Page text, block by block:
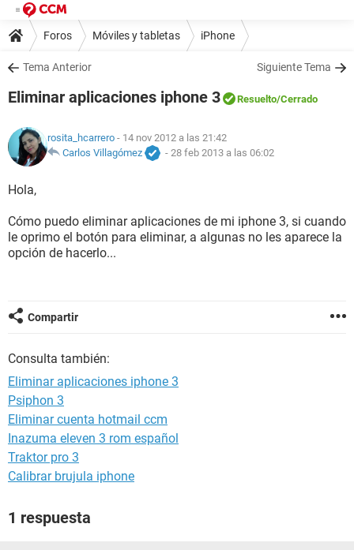
Foros Móviles y tabletas iPhone
Tema Anterior Siguiente Tema
Eliminar aplicaciones iphone 3 Resuelto/Cerrado
rosita_hcarrero - 14 nov 2012 a las 21:42
Carlos Villagómez
- 28 feb 2013 a las 06:02
Hola,
Cómo puedo eliminar aplicaciones de mi iphone 3, si cuando
le oprimo el botón para eliminar, a algunas no les aparece la
opción de hacerlo...
Compartir
Consulta también:
Eliminar aplicaciones iphone 3
Psiphon 3
Eliminar cuenta hotmail ccm
Inazuma eleven 3 rom español
Traktor pro 3
Calibrar brujula iphone
1 respuesta